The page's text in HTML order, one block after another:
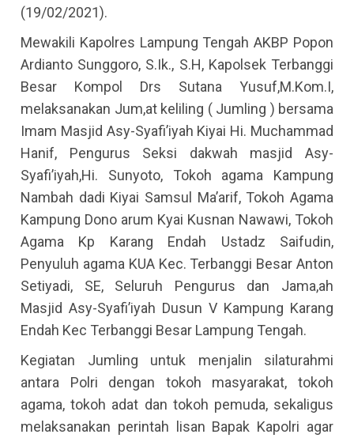
(19/02/2021).
Mewakili Kapolres Lampung Tengah AKBP Popon
Ardianto Sunggoro, S.Ik., S.H, Kapolsek Terbanggi
Besar Kompol Drs Sutana Yusuf,M.Kom.I,
melaksanakan Jum,at keliling ( Jumling ) bersama
Imam Masjid Asy-Syafi’iyah Kiyai Hi. Muchammad
Hanif, Pengurus Seksi dakwah masjid Asy-
Syafi’iyah,Hi. Sunyoto, Tokoh agama Kampung
Nambah dadi Kiyai Samsul Ma’arif, Tokoh Agama
Kampung Dono arum Kyai Kusnan Nawawi, Tokoh
Agama Kp Karang Endah Ustadz Saifudin,
Penyuluh agama KUA Kec. Terbanggi Besar Anton
Setiyadi, SE, Seluruh Pengurus dan Jama,ah
Masjid Asy-Syafi’iyah Dusun V Kampung Karang
Endah Kec Terbanggi Besar Lampung Tengah.
Kegiatan Jumling untuk menjalin silaturahmi
antara Polri dengan tokoh masyarakat, tokoh
agama, tokoh adat dan tokoh pemuda, sekaligus
melaksanakan perintah lisan Bapak Kapolri agar